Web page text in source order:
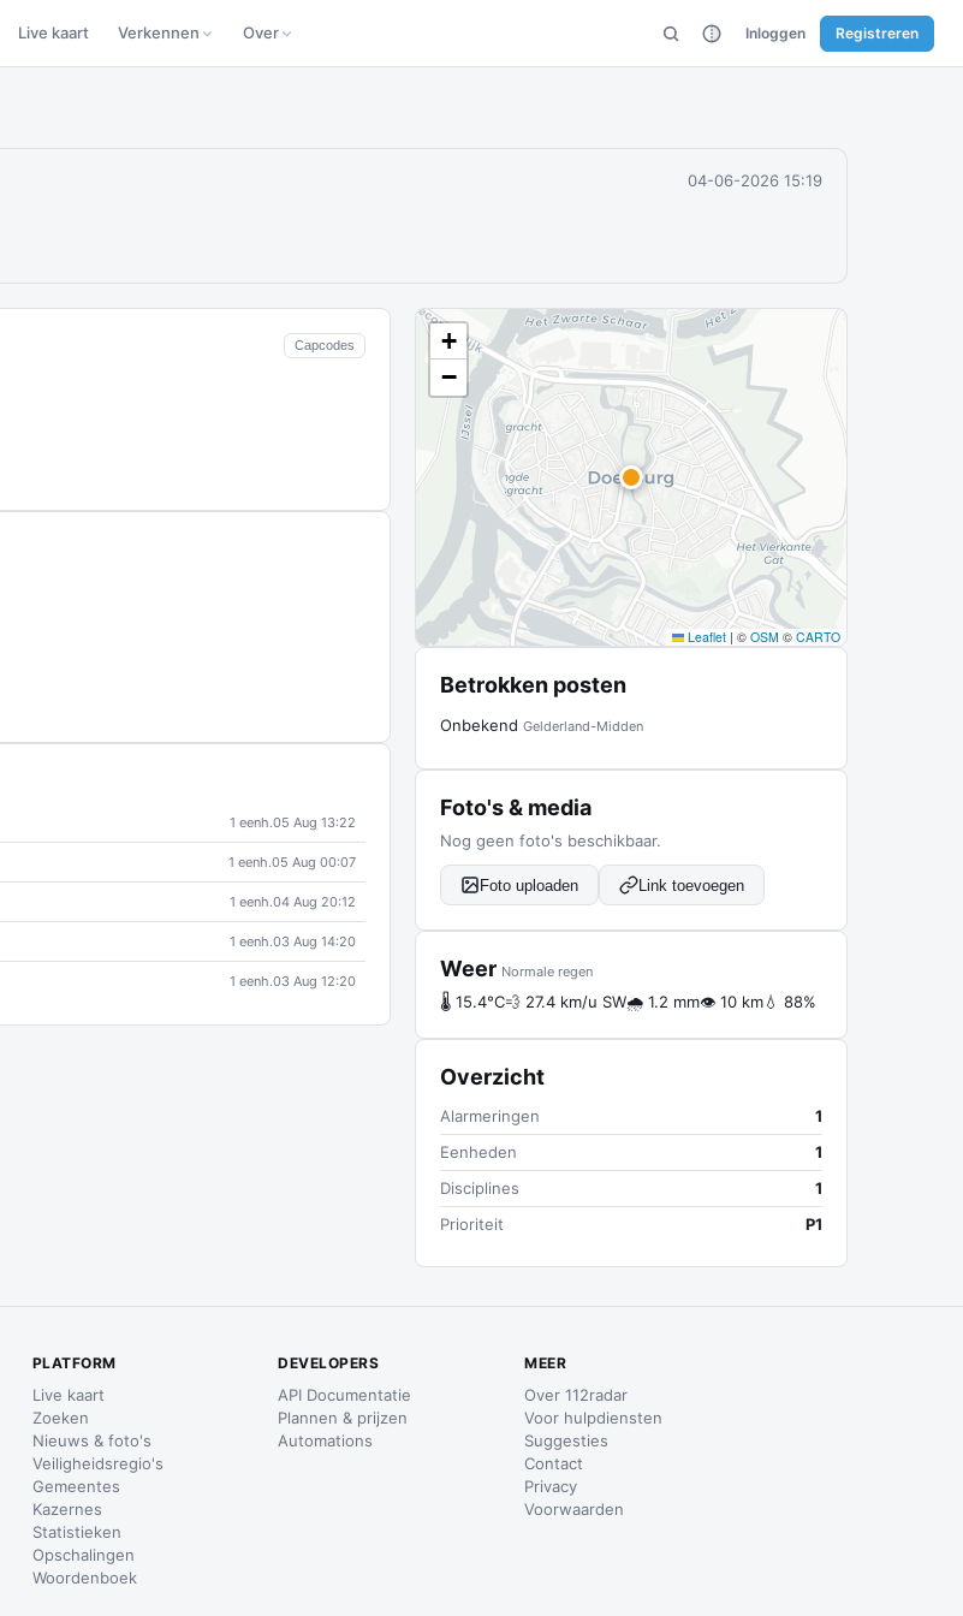
Live kaart Verkennen Over Inloggen Registreren
04-06-2026 15:19
Capcodes
1 eenh.05 Aug 13:22
1 eenh.05 Aug 00:07
1 eenh.04 Aug 20:12
1 eenh.03 Aug 14:20
1 eenh.03 Aug 12:20
+
−
Leaflet | © OSM © CARTO
Betrokken posten
Onbekend Gelderland-Midden
Foto's & media
Nog geen foto's beschikbaar.
Foto uploaden Link toevoegen
Weer Normale regen
🌡 15.4°C💨 27.4 km/u SW🌧 1.2 mm👁 10 km💧 88%
Overzicht
Alarmeringen
1
Eenheden
1
Disciplines
1
Prioriteit
P1
PLATFORM
Live kaart
Zoeken
Nieuws & foto's
Veiligheidsregio's
Gemeentes
Kazernes
Statistieken
Opschalingen
Woordenboek
DEVELOPERS
API Documentatie
Plannen & prijzen
Automations
MEER
Over 112radar
Voor hulpdiensten
Suggesties
Contact
Privacy
Voorwaarden